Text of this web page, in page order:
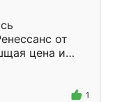
от
цена и
Приехавший
1